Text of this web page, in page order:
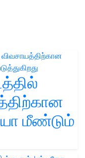
மீண்டும்